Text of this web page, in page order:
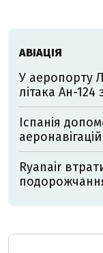
АВІАЦІЯ
У аеропорту
літака Ан-
Іспанія
Ryanair